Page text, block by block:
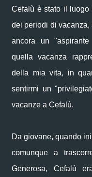
Cefalù è stato il luogo
dei periodi di
ancora un
quella vacanza
della mia vita, in
sentirmi un
vacanze a Cefalù.
Da giovane, quando
comunque a
Generosa, Cefalù